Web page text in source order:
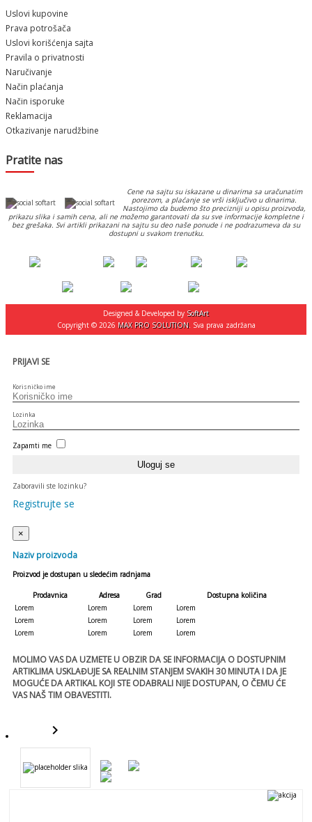
Uslovi kupovine
Prava potrošača
Uslovi korišćenja sajta
Pravila o privatnosti
Naručivanje
Način plaćanja
Način isporuke
Reklamacija
Otkazivanje narudžbine
Pratite nas
Cene na sajtu su iskazane u dinarima sa uračunatim
porezom, a plaćanje se vrši isključivo u dinarima.
Nastojimo da budemo što precizniji u opisu proizvoda,
prikazu slika i samih cena, ali ne možemo garantovati da su sve informacije kompletne i
bez grešaka. Svi artikli prikazani na sajtu su deo naše ponude i ne podrazumeva da su
dostupni u svakom trenutku.
Designed & Developed by SoftArt
Copyright © 2026 MAX PRO SOLUTION. Sva prava zadržana
PRIJAVI SE
Korisničko ime
Lozinka
Zapamti me
Zaboravili ste lozinku?
Registrujte se
×
Naziv proizvoda
Proizvod je dostupan u sledećim radnjama
Prodavnica Adresa Grad
Dostupna količina
Lorem
Lorem Lorem
Lorem
Lorem
Lorem Lorem
Lorem
Lorem
Lorem Lorem Lorem
MOLIMO VAS DA UZMETE U OBZIR DA SE INFORMACIJA O DOSTUPNIM
ARTIKLIMA USKLAĐUJE SA REALNIM STANJEM SVAKIH 30 MINUTA I DA JE
MOGUĆE DA ARTIKAL KOJI STE ODABRALI NIJE DOSTUPAN, O ČEMU ĆE
VAS NAŠ TIM OBAVESTITI.
keyboard_arrow_right